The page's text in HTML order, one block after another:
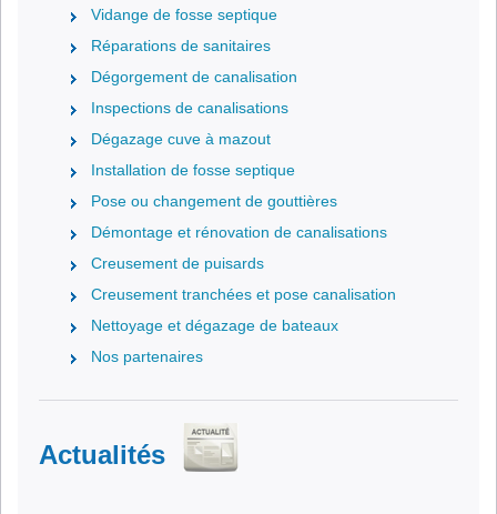
Vidange de fosse septique
Réparations de sanitaires
Dégorgement de canalisation
Inspections de canalisations
Dégazage cuve à mazout
Installation de fosse septique
Pose ou changement de gouttières
Démontage et rénovation de canalisations
Creusement de puisards
Creusement tranchées et pose canalisation
Nettoyage et dégazage de bateaux
Nos partenaires
Actualités